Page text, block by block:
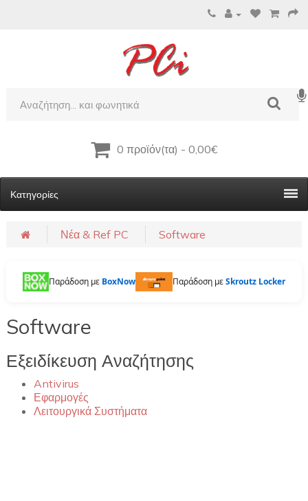
0 προϊόν(τα) - 0,00€
Κατηγορίες
Νέα & Ref PC Software
Παράδοση με BoxNow Παράδοση μεSkroutz Locker
Software
Εξειδίκευση Αναζήτησης
Antivirus
Εφαρμογές
Λειτουργικά Συστήματα